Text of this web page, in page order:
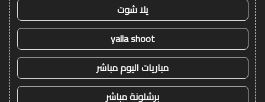
يلا شوت
yalla shoot
مباريات اليوم مباشر
برشلونة مباشر